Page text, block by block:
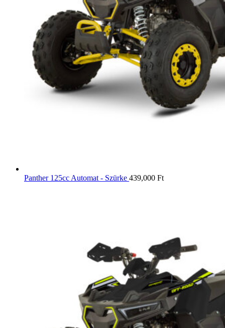
Panther 125cc Automat - Szürke 439,000 Ft